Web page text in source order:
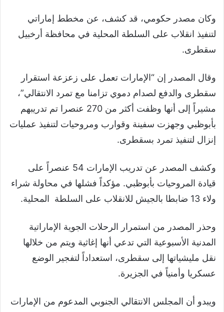
وكان مصدر حكومي، قد كشف، عن مخطط إماراتي
لتنفيذ انقلاب على السلطة المحلية في محافظة أرخبيل
سقطرى.
وقال المصدر إن “الإمارات تعمل على زعزعة استقرار
سقطرى والدفع لصدام دموي تزامنا مع تمرد الانتقالي”،
مشيراً إلى أنها وظفت أكثر من 270 عنصرا تم تدريبهم
بأبوظبي وجهزت سفينة وقوارب ومروحيات لتنفيذ عمليات
إنزال لتنفيذ تمرد بسقطرى.
وكشف المصدر عن تدريب الإمارات 54 عنصراً على
قيادة المروحيات بأبوظبي. مؤكداً فشلها في محاولة شراء
ولاء 13 ضابطا بالجيش للانقلاب على السلطة المحلية.
وحذر المصدر من استمرار الرحلات الجوية الإماراتية
المدنية الأسبوعية التي تدعي أنها إغاثية ويتم من خلالها
نقل مليشياتها إلى سقطرى، استعداداً لتفجير الوضع
عسكريا وأمنياً في الجزيرة.
ويبدو أن المجلس الانتقالي الجنوبي المدعوم من الإمارات